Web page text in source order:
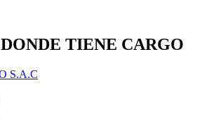
TIENE CARGO
S.A.C